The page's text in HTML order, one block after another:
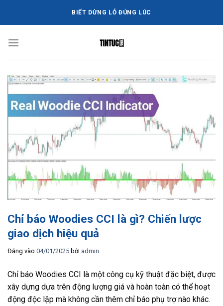
dung
BIẾT DỪNG LỖ ĐÚNG LÚC
Chỉ báo Woodies CCI là gì? Chiến lược
giao dịch hiệu quả
Đăng vào 04/01/2025 bởi admin
Chỉ báo Woodies CCI là một công cụ kỹ thuật đặc biệt, được
xây dựng dựa trên động lượng giá và hoàn toàn có thể hoạt
động độc lập mà không cần thêm chỉ báo phụ trợ nào khác.